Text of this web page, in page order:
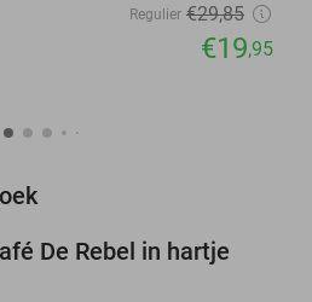
Regulier €29,85
€19,95
De Rebel in hartje